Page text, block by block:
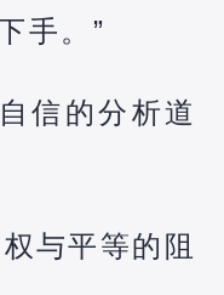
手。”
信的分析道
与平等的阻